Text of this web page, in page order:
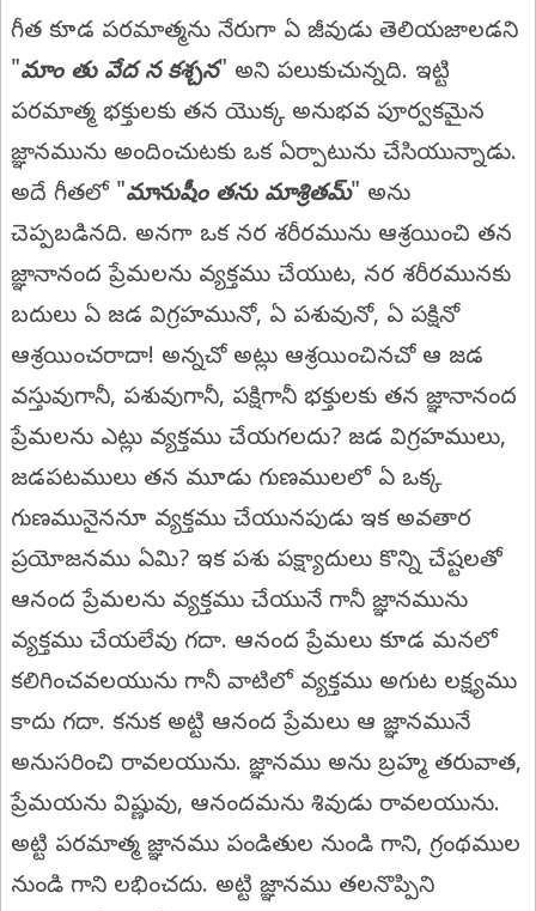
గీత కూడ పరమాత్మను నేరుగా ఏ జీవుడు తెలియజాలడని
"మాం తు వేద న కశ్చన" అని పలుకుచున్నది. ఇట్టి
పరమాత్మ భక్తులకు తన యొక్క అనుభవ పూర్వకమైన
జ్ఞానమును అందించుటకు ఒక ఏర్పాటును చేసియున్నాడు.
అదే గీతలో "మానుషీం తను మాశ్రితమ్" అను
చెప్పబడినది. అనగా ఒక నర శరీరమును ఆశ్రయించి తన
జ్ఞానానంద ప్రేమలను వ్యక్తము చేయుట, నర శరీరమునకు
బదులు ఏ జడ విగ్రహమునో, ఏ పశువునో, ఏ పక్షినో
ఆశ్రయించరాదా! అన్నచో అట్లు ఆశ్రయించినచో ఆ జడ
వస్తువుగానీ, పశువుగానీ, పక్షిగానీ భక్తులకు తన జ్ఞానానంద
ప్రేమలను ఎట్లు వ్యక్తము చేయగలదు? జడ విగ్రహములు,
జడపటములు తన మూడు గుణములలో ఏ ఒక్క
గుణమునైననూ వ్యక్తము చేయునపుడు ఇక అవతార
ప్రయోజనము ఏమి? ఇక పశు పక్ష్యాదులు కొన్ని చేష్టలతో
ఆనంద ప్రేమలను వ్యక్తము చేయునే గానీ జ్ఞానమును
వ్యక్తము చేయలేవు గదా. ఆనంద ప్రేమలు కూడ మనలో
కలిగించవలయును గానీ వాటిలో వ్యక్తము అగుట లక్ష్యము
కాదు గదా. కనుక అట్టి ఆనంద ప్రేమలు ఆ జ్ఞానమునే
అనుసరించి రావలయును. జ్ఞానము అను బ్రహ్మ తరువాత,
ప్రేమయను విష్ణువు, ఆనందమను శివుడు రావలయును.
అట్టి పరమాత్మ జ్ఞానము పండితుల నుండి గాని, గ్రంథముల
నుండి గాని లభించదు. అట్టి జ్ఞానము తలనొప్పిని